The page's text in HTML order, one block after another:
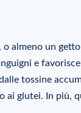
almeno un
e
tossine
ai glutei. In